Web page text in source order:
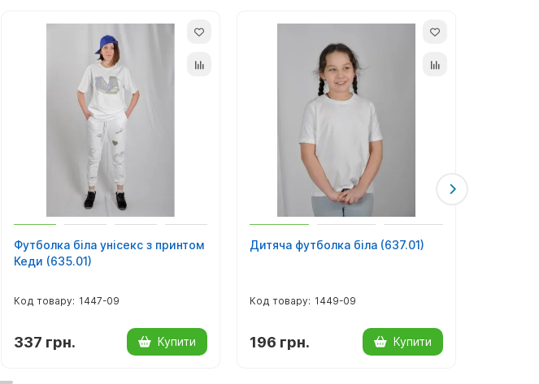
Футболка біла унісекс з принтом
Кеди (635.01)
1447-09
337 грн. Купити
Дитяча футболка біла (637.01)
1449-09
196 грн. Купити